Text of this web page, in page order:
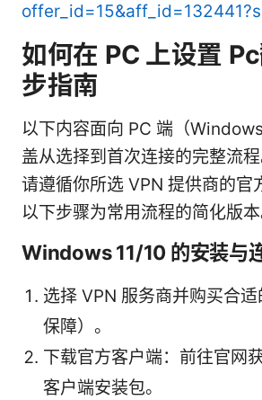
如何在 PC 上设置
步指南
以下内容面向 PC 端（
盖从选择到首次连接的完整流程
请遵循你所选 VPN 提供商的官
以下步骤为常用流程的简化版本
Windows 11/10 的安装与
选择 VPN 服务商并购买合
保障）。
下载官方客户端：前往官网
客户端安装包。